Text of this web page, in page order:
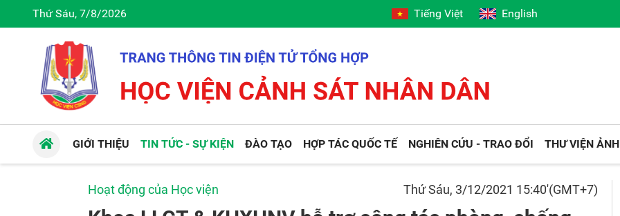
Thứ Sáu, 7/8/2026 Tiếng Việt English
GIỚI THIỆU TIN TỨC - SỰ KIỆN ĐÀO TẠO HỢP TÁC QUỐC TẾ NGHIÊN CỨU - TRAO ĐỔI THƯ VIỆN ẢNH
Hoạt động của Học viện Thứ Sáu, 3/12/2021 15:40'(GMT+7)